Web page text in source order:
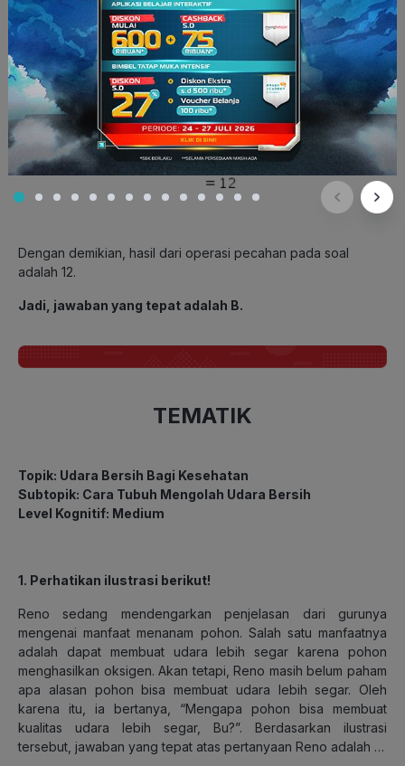
Dengan demikian, hasil dari operasi pecahan pada soal
adalah 12.
Jadi, jawaban yang tepat adalah B.
TEMATIK
Topik: Udara Bersih Bagi Kesehatan
Subtopik: Cara Tubuh Mengolah Udara Bersih
Level Kognitif: Medium
1. Perhatikan ilustrasi berikut!
Reno sedang mendengarkan penjelasan dari gurunya
mengenai manfaat menanam pohon. Salah satu manfaatnya
adalah dapat membuat udara lebih segar karena pohon
menghasilkan oksigen. Akan tetapi, Reno masih belum paham
apa alasan pohon bisa membuat udara lebih segar. Oleh
karena itu, ia bertanya, “Mengapa pohon bisa membuat
kualitas udara lebih segar, Bu?”. Berdasarkan ilustrasi
tersebut, jawaban yang tepat atas pertanyaan Reno adalah …